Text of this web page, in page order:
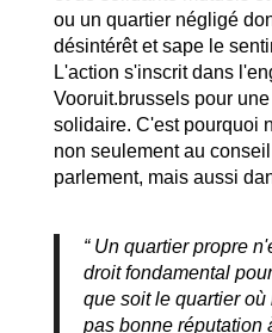
ou un quartier négligé
désintérêt et sape le
L'action s'inscrit dans
Vooruit.brussels pour
solidaire. C'est pourquoi
non seulement au
parlement, mais aussi
“ Un quartier propre
droit fondamental
que soit le quartier
pas bonne réputation